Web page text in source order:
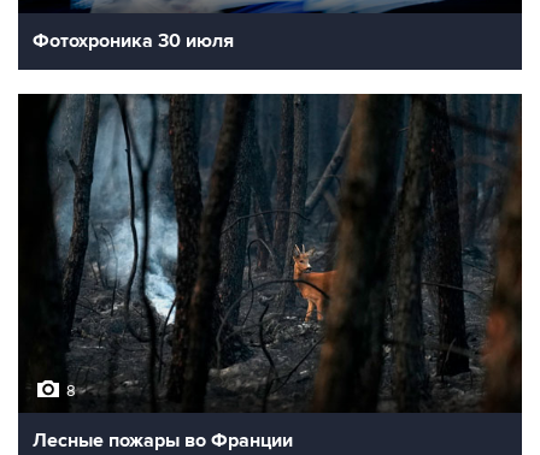
Фотохроника 30 июля
8
Лесные пожары во Франции